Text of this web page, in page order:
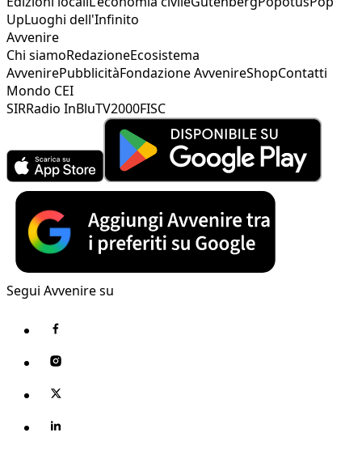
UpLuoghi dell'Infinito
Avvenire
Chi siamoRedazioneEcosistema
AvvenirePubblicitàFondazione AvvenireShopContatti
Mondo CEI
SIRRadio InBluTV2000FISC
Segui Avvenire su